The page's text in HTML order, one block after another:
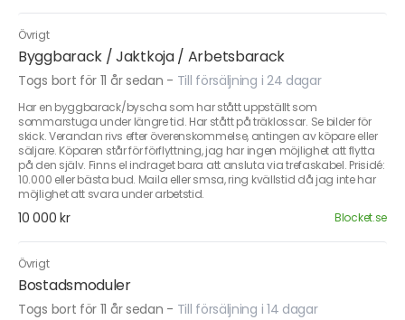
Övrigt
Byggbarack / Jaktkoja / Arbetsbarack
Togs bort för 11 år sedan - Till försäljning i 24 dagar
Har en byggbarack/byscha som har stått uppställt som
sommarstuga under längre tid. Har stått på träklossar. Se bilder för
skick. Verandan rivs efter överenskommelse, antingen av köpare eller
säljare. Köparen står för förflyttning, jag har ingen möjlighet att flytta
på den själv. Finns el indraget bara att ansluta via trefaskabel. Prisidé:
10.000 eller bästa bud. Maila eller smsa, ring kvällstid då jag inte har
möjlighet att svara under arbetstid.
10 000 kr Blocket.se
Övrigt
Bostadsmoduler
Togs bort för 11 år sedan - Till försäljning i 14 dagar